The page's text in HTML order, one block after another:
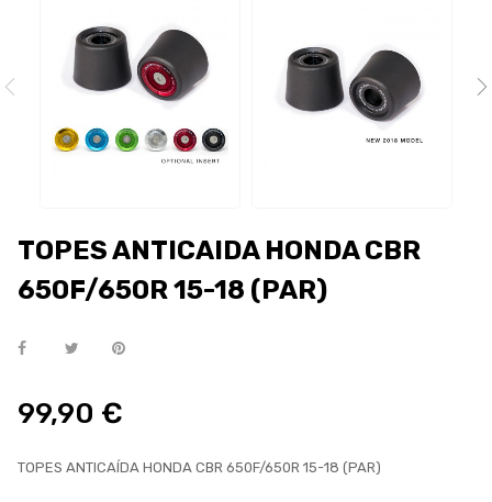
TOPES ANTICAIDA HONDA CBR
650F/650R 15-18 (PAR)
99,90 €
TOPES ANTICAÍDA HONDA CBR 650F/650R 15-18 (PAR)